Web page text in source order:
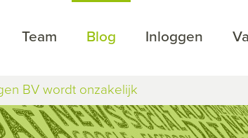
Team Blog Inloggen
BV wordt onzakelijk